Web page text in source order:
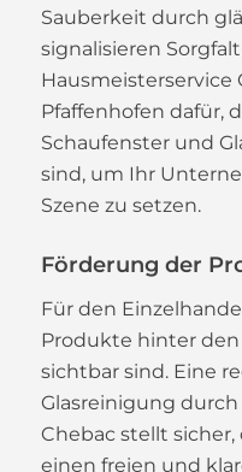
Sauberkeit durch
signalisieren
Hausmeisterservice
Pfaffenhofen dafür,
Schaufenster und
sind, um Ihr
Szene zu setzen.
Förderung der
Für den
Produkte hinter
sichtbar sind. Eine
Glasreinigung
Chebac stellt
einen freien und